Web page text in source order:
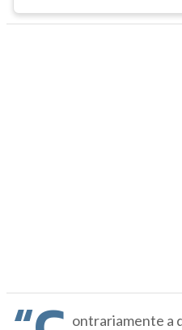
ontrariamente a